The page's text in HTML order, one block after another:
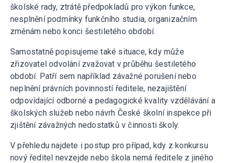
školské rady, ztrátě předpokladů pro výkon funkce,
nesplnění podmínky funkčního studia, organizačním
změnám nebo konci šestiletého období.
Samostatně popisujeme také situace, kdy může
zřizovatel odvolání zvažovat v průběhu šestiletého
období. Patří sem například závažné porušení nebo
neplnění právních povinností ředitele, nezajištění
odpovídající odborné a pedagogické kvality vzdělávání a
školských služeb nebo návrh České školní inspekce při
zjištění závažných nedostatků v činnosti školy.
V přehledu najdete i postup pro případ, kdy z konkursu
nový ředitel nevzejde nebo škola nemá ředitele z jiného